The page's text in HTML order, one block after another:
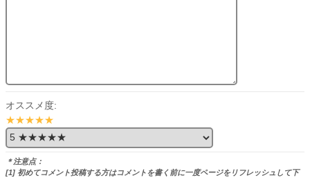
オススメ度:
★★★★★
＊注意点：
[1] 初めてコメント投稿する方はコメントを書く前に一度ページをリフレッシュして下